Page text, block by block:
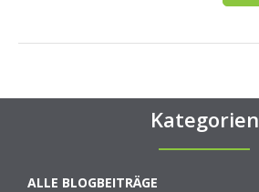
Kategorien
ALLE BLOGBEITRÄGE